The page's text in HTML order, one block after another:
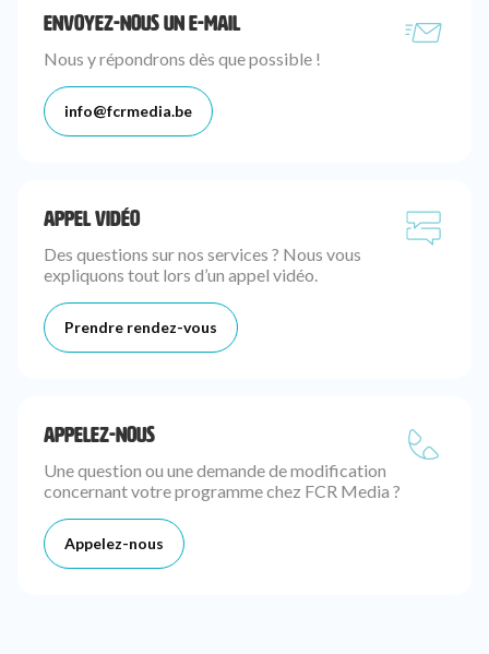
ENVOYEZ-NOUS UN E-MAIL
Nous y répondrons dès que possible !
info@fcrmedia.be
APPEL VIDÉO
Des questions sur nos services ? Nous vous
expliquons tout lors d’un appel vidéo.
Prendre rendez-vous
APPELEZ-NOUS
Une question ou une demande de modification
concernant votre programme chez FCR Media ?
Appelez-nous